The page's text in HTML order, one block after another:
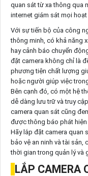
quan sát từ xa thông qua
internet giám sát mọi
Với sự tiến bộ của công
thông minh, có khả năng
hay cảnh báo chuyển
đặt camera không chỉ là
phương tiện chất lượng
hoặc người giúp việc
Bên cạnh đó, có một hệ
dễ dàng lưu trữ và truy
camera quan sát cũng
được thông báo phát hiện
Hãy lắp đặt camera quan
bảo vệ an ninh và tài sản,
thời gian trong quản lý và
LẮP CAMERA